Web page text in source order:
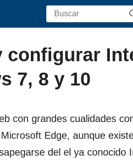
configurar
7, 8 y 10
con grandes cualidades
Edge, aunque
del el ya conocido